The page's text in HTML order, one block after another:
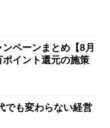
ペーンまとめ【8月
イント還元の施策
でも変わらない経営